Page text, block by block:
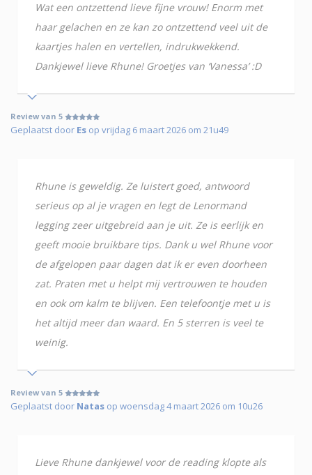
Wat een ontzettend lieve fijne vrouw! Enorm met
haar gelachen en ze kan zo ontzettend veel uit de
kaartjes halen en vertellen, indrukwekkend.
Dankjewel lieve Rhune! Groetjes van ‘Vanessa’ :D
Review van 5
Geplaatst door Es op vrijdag 6 maart 2026 om 21u49
Rhune is geweldig. Ze luistert goed, antwoord
serieus op al je vragen en legt de Lenormand
legging zeer uitgebreid aan je uit. Ze is eerlijk en
geeft mooie bruikbare tips. Dank u wel Rhune voor
de afgelopen paar dagen dat ik er even doorheen
zat. Praten met u helpt mij vertrouwen te houden
en ook om kalm te blijven. Een telefoontje met u is
het altijd meer dan waard. En 5 sterren is veel te
weinig.
Review van 5
Geplaatst door Natas op woensdag 4 maart 2026 om 10u26
Lieve Rhune dankjewel voor de reading klopte als